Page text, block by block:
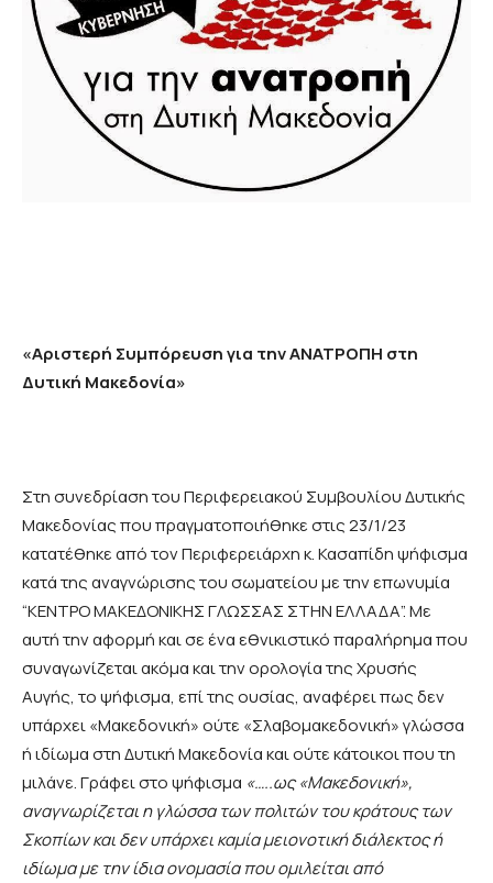
«Αριστερή Συμπόρευση για την ΑΝΑΤΡΟΠΗ στη
Δυτική Μακεδονία»
Στη συνεδρίαση του Περιφερειακού Συμβουλίου Δυτικής
Μακεδονίας που πραγματοποιήθηκε στις 23/1/23
κατατέθηκε από τον Περιφερειάρχη κ. Κασαπίδη ψήφισμα
κατά της αναγνώρισης του σωματείου με την επωνυμία
“ΚΕΝΤΡΟ ΜΑΚΕΔΟΝΙΚΗΣ ΓΛΩΣΣΑΣ ΣΤΗΝ ΕΛΛΑΔΑ”. Με
αυτή την αφορμή και σε ένα εθνικιστικό παραλήρημα που
συναγωνίζεται ακόμα και την ορολογία της Χρυσής
Αυγής, το ψήφισμα, επί της ουσίας, αναφέρει πως δεν
υπάρχει «Μακεδονική» ούτε «Σλαβομακεδονική» γλώσσα
ή ιδίωμα στη Δυτική Μακεδονία και ούτε κάτοικοι που τη
μιλάνε. Γράφει στο ψήφισμα «…..ως «Μακεδονική»,
αναγνωρίζεται η γλώσσα των πολιτών του κράτους των
Σκοπίων και δεν υπάρχει καμία μειονοτική διάλεκτος ή
ιδίωμα με την ίδια ονομασία που ομιλείται από